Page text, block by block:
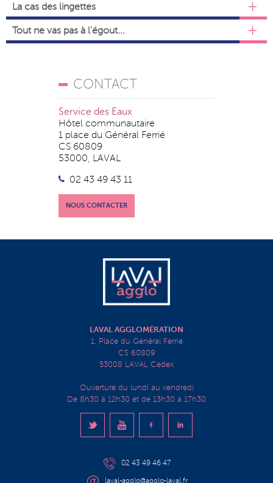
La cas des lingettes
Tout ne vas pas à l'égout...
CONTACT
Service des Eaux
Hôtel communautaire
1 place du Général Ferrié
CS 60809
53000, LAVAL
02 43 49 43 11
NOUS CONTACTER
LAVAL AGGLOMÉRATION
1, Place du Général Ferrié
CS 60809
53008 LAVAL Cedex
Ouverture du lundi au vendredi
De 8h30 à 12h30 et de 13h30 à 17h30
02 43 49 46 47
laval-agglo@agglo-laval.fr